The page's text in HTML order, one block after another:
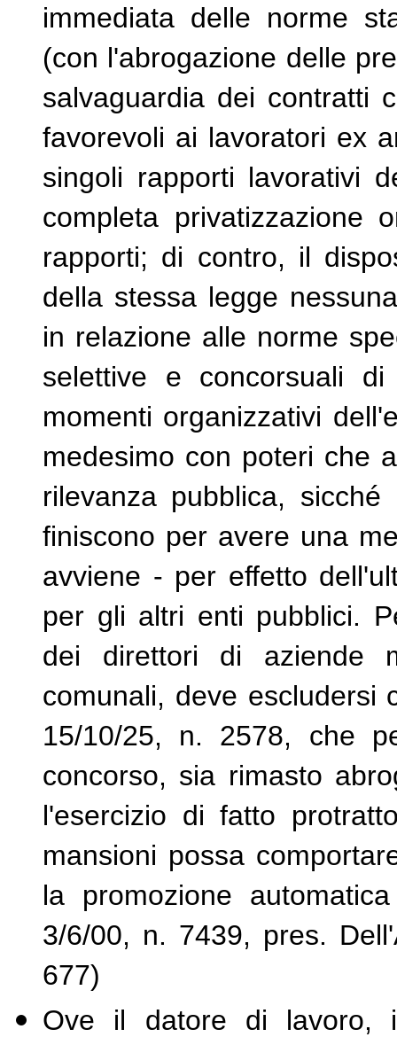
immediata delle norme
(con l'abrogazione delle
salvaguardia dei contratti
favorevoli ai lavoratori ex
singoli rapporti lavorativi
completa privatizzazione
rapporti; di contro, il
della stessa legge
in relazione alle norme
selettive e concorsuali
momenti organizzativi
medesimo con poteri che
rilevanza pubblica,
finiscono per avere una
avviene - per effetto
per gli altri enti pubblici.
dei direttori di aziende
comunali, deve escludersi
15/10/25, n. 2578, che
concorso, sia rimasto
l'esercizio di fatto
mansioni possa
la promozione
3/6/00, n. 7439, pres.
677)
Ove il datore di lavoro,